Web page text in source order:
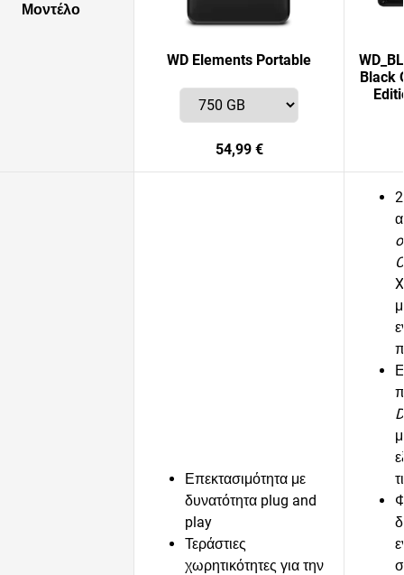
Μοντέλο
WD Elements Portable
54,99 €
Black
Επεκτασιμότητα με
δυνατότητα plug and
play
Τεράστιες
χωρητικότητες για την